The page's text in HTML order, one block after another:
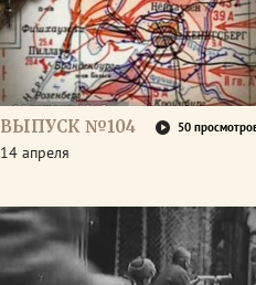
ВЫПУСК №104 50
14 апреля